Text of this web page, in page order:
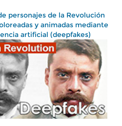
personajes de la Revolución
y animadas mediante
artificial (deepfakes)